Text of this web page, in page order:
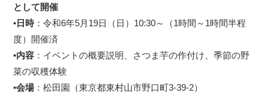
として開催
• 日時：令和6年5月19日（日）10:30～（1時間～1時間半程
度） 開催済
•内容 ：イベントの概要説明、さつま芋の作付け、季節の野
菜の収穫体験
•会場：松田園（東京都東村山市野口町3-39-2）